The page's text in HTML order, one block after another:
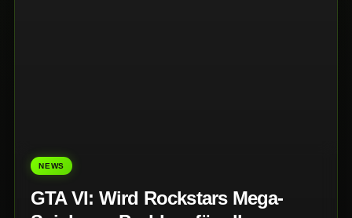
NEWS
GTA VI: Wird Rockstars Mega-